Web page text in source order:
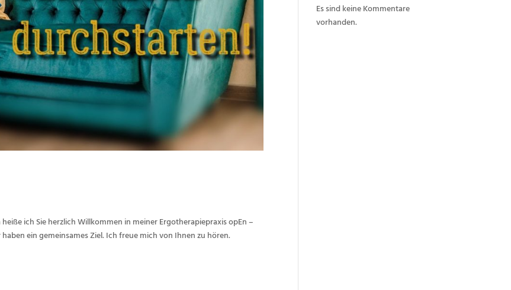
ich Sie herzlich Willkommen in meiner Ergotherapiepraxis opEn –
ein gemeinsames Ziel. Ich freue mich von Ihnen zu hören.
Es sind keine Kommentare
vorhanden.